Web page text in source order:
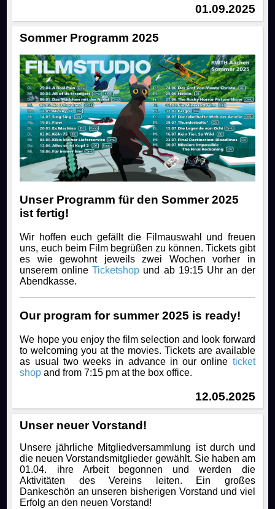
01.09.2025
Sommer Programm 2025
Unser Programm für den Sommer 2025
ist fertig!
Wir hoffen euch gefällt die Filmauswahl und freuen
uns, euch beim Film begrüßen zu können. Tickets gibt
es wie gewohnt jeweils zwei Wochen vorher in
unserem onlineTicketshop und ab 19:15 Uhr an der
Abendkasse.
Our program for summer 2025 is ready!
We hope you enjoy the film selection and look forward
to welcoming you at the movies. Tickets are available
as usual two weeks in advance in our online ticket
shop and from 7:15 pm at the box office.
12.05.2025
Unser neuer Vorstand!
Unsere jährliche Mitgliedversammlung ist durch und
die neuen Vorstandsmitglieder gewählt. Sie haben am
01.04. ihre Arbeit begonnen und werden die
Aktivitäten des Vereins leiten. Ein großes
Dankeschön an unseren bisherigen Vorstand und viel
Erfolg an den neuen Vorstand!